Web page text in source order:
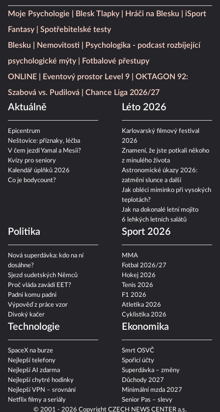
Moje Psychologie Blesk Tlapky Hráči na Blesku
iSport
Fantasy
Spotřebitelské testy
Blesku
Nemovitosti
Psychologika - podcast rozbíjející
psychologické mýty
Fotbalové přestupy
ONLINE
Eventový prostor Level 9
OKTAGON 92:
Szabová vs. Pudilová
Chance Liga 2026/27
Aktuálně
Epicentrum
Neštovice: příznaky, léčba
V čem jezdí Yamal a Mesii?
Kvízy pro seniory
Kalendář úplňků 2026
Co je bodycount?
Léto 2026
Karlovarský filmový festival
2026
Znamení, že jste potkali někoho
z minulého života
Astronomické úkazy 2026:
zatmění slunce a další
Jak obléci miminko při vysokých
teplotách?
Jak na dokonalé letní mojito
6 lehkých letních salátů
Politika
Nová superdávka: kdo na ní
dosáhne?
Sjezd sudetských Němců
Proč vláda zavádí EET?
Padni komu padni
Výpověď z práce vzor
Divoký kačer
Sport 2026
MMA
Fotbal 2026/27
Hokej 2026
Tenis 2026
F1 2026
Atletika 2026
Cyklistika 2026
Technologie
SpaceX na burze
Nejlepší telefony
Nejlepší AI zdarma
Nejlepší chytré hodinky
Nejlepší VPN – srovnání
Netflix filmy a seriály
Ekonomika
Smrt OSVČ
Spořicí účty
Superdávka – změny
Důchody 2027
Minimální mzda 2027
Senior Pas – slevy
© 2001 - 2026 Copyright CZECH NEWS CENTER a.s.